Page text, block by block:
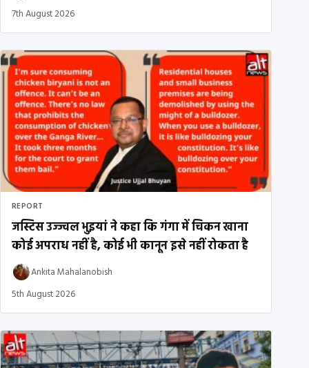
7th August 2026
REPORT
जस्टिस उज्ज्वल भुइयां ने कहा कि गंगा में चिकन खाना
कोई अपराध नहीं है, कोई भी कानून इसे नहीं रोकता है
Ankita Mahalanobish
5th August 2026